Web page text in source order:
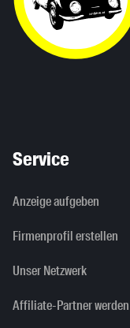
Service
Anzeige aufgeben
Firmenprofil erstellen
Unser Netzwerk
Affiliate-Partner werden